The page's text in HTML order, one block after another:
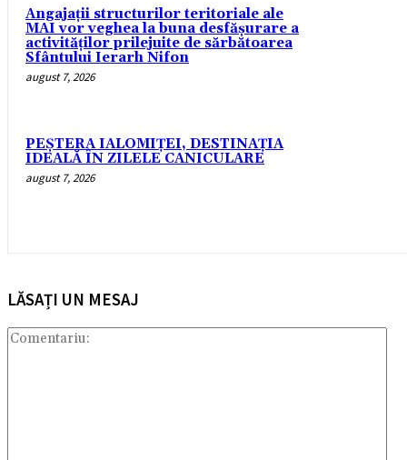
Angajații structurilor teritoriale ale
MAI vor veghea la buna desfășurare a
activităților prilejuite de sărbătoarea
Sfântului Ierarh Nifon
august 7, 2026
PEȘTERA IALOMIȚEI, DESTINAȚIA
IDEALĂ ÎN ZILELE CANICULARE
august 7, 2026
LĂSAȚI UN MESAJ